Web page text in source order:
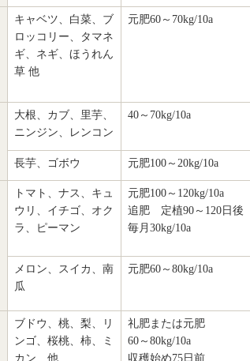
キャベツ、白菜、ブ
ロッコリー、タマネ
ギ、ネギ、ほうれん
草 他
元肥60～70kg/10a
大根、カブ、里芋、
ニンジン、レンコン
40～70kg/10a
長芋、ゴボウ 元肥100～20kg/10a
トマト、ナス、キュ
ウリ、イチゴ、オク
ラ、ピーマン
元肥100～120kg/10a
追肥 定植90～120日後
毎月30kg/10a
メロン、スイカ、南
瓜
元肥60～80kg/10a
ブドウ、桃、梨、リ
ンゴ、桜桃、柿、ミ
カン 他
礼肥または元肥
60～80kg/10a
収穫始め75日前